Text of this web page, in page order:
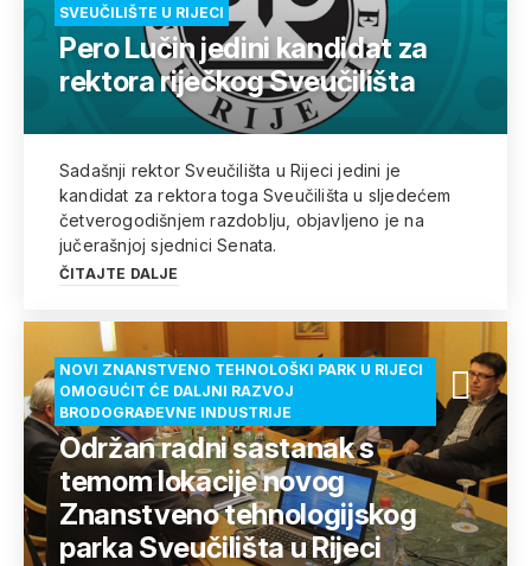
SVEUČILIŠTE U RIJECI
Pero Lučin jedini kandidat za
rektora riječkog Sveučilišta
Sadašnji rektor Sveučilišta u Rijeci jedini je
kandidat za rektora toga Sveučilišta u sljedećem
četverogodišnjem razdoblju, objavljeno je na
jučerašnjoj sjednici Senata.
ČITAJTE DALJE
NOVI ZNANSTVENO TEHNOLOŠKI PARK U RIJECI
OMOGUĆIT ĆE DALJNI RAZVOJ
BRODOGRAĐEVNE INDUSTRIJE
Održan radni sastanak s
temom lokacije novog
Znanstveno tehnologijskog
parka Sveučilišta u Rijeci